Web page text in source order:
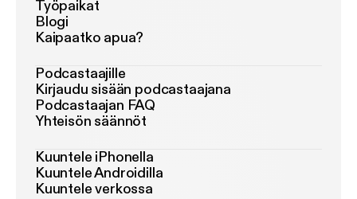
Työpaikat
Blogi
Kaipaatko apua?
Podcastaajille
Kirjaudu sisään podcastaajana
Podcastaajan FAQ
Yhteisön säännöt
Kuuntele iPhonella
Kuuntele Androidilla
Kuuntele verkossa